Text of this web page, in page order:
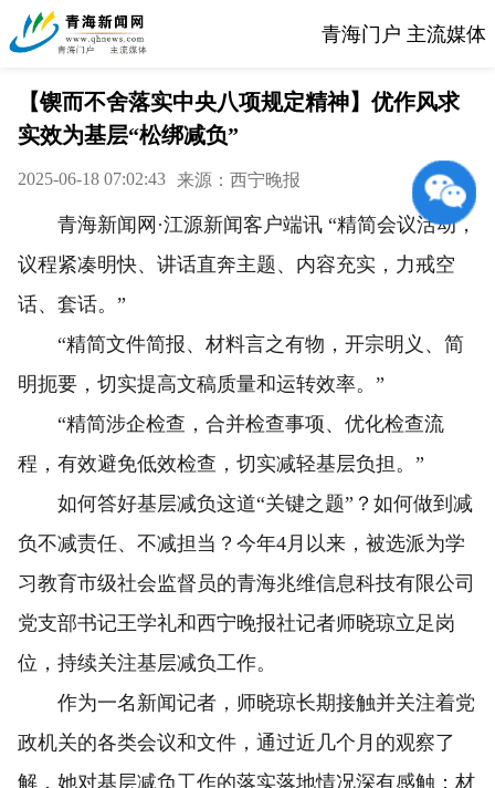
青海门户 主流媒体
【锲而不舍落实中央八项规定精神】优作风求
实效为基层“松绑减负”
2025-06-18 07:02:43 来源：西宁晚报
青海新闻网·江源新闻客户端讯 “精简会议活动，
议程紧凑明快、讲话直奔主题、内容充实，力戒空
话、套话。”
“精简文件简报、材料言之有物，开宗明义、简
明扼要，切实提高文稿质量和运转效率。”
“精简涉企检查，合并检查事项、优化检查流
程，有效避免低效检查，切实减轻基层负担。”
如何答好基层减负这道“关键之题”？如何做到减
负不减责任、不减担当？今年4月以来，被选派为学
习教育市级社会监督员的青海兆维信息科技有限公司
党支部书记王学礼和西宁晚报社记者师晓琼立足岗
位，持续关注基层减负工作。
作为一名新闻记者，师晓琼长期接触并关注着党
政机关的各类会议和文件，通过近几个月的观察了
解，她对基层减负工作的落实落地情况深有感触：材